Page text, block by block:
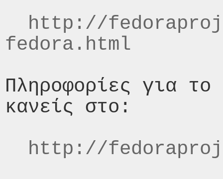
http://
fedora.html
Πληροφορίες για
κανείς στο:
http://